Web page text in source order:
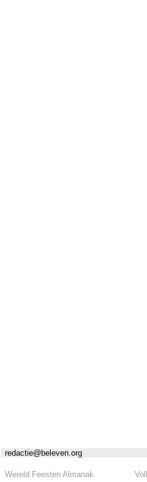
redactie@beleven.org
Wereld Feesten Almanak